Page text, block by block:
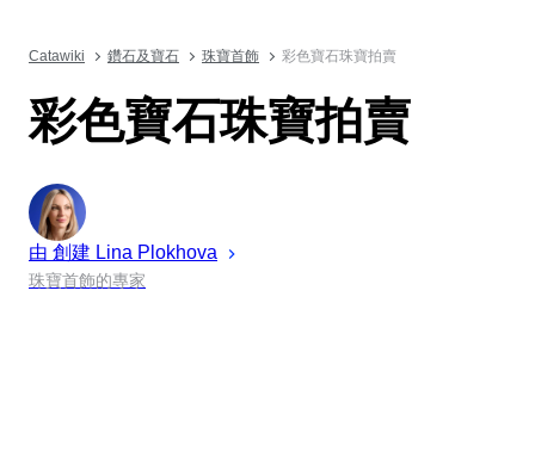
Catawiki 鑽石及寶石 珠寶首飾 彩色寶石珠寶拍賣
彩色寶石珠寶拍賣
由 創建 Lina Plokhova
珠寶首飾的專家